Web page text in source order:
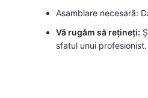
Asamblare necesară:
Vă rugăm să rețineți:
sfatul unui